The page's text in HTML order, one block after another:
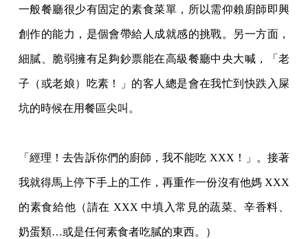
一般餐廳很少有固定的素食菜單，所以需仰賴廚師即興
創作的能力，是個會帶給人成就感的挑戰。另一方面，
細膩、脆弱擁有足夠鈔票能在高級餐廳中央大喊，「老
子（或老娘）吃素！」的客人總是會在我忙到快跌入屎
坑的時候在用餐區尖叫。
「經理！去告訴你們的廚師，我不能吃 XXX！」。接著
我就得馬上停下手上的工作，再重作一份沒有他媽 XXX
的素食給他（請在 XXX 中填入常見的蔬菜、辛香料、
奶蛋類…或是任何素食者吃膩的東西。）